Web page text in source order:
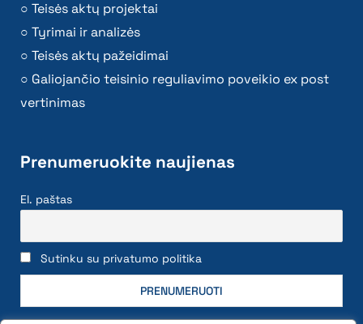
Teisės aktų projektai
Tyrimai ir analizės
Teisės aktų pažeidimai
Galiojančio teisinio reguliavimo poveikio ex post
vertinimas
Prenumeruokite naujienas
El. paštas
Sutinku su privatumo politika